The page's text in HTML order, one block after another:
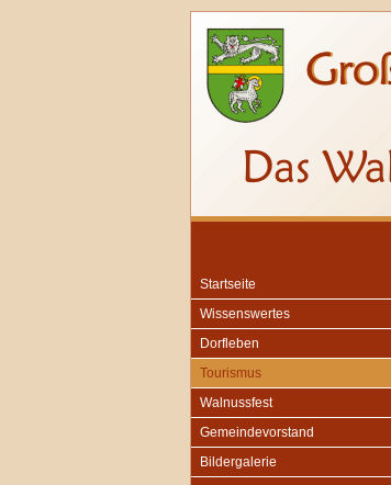
Startseite
Wissenswertes
Dorfleben
Tourismus
Walnussfest
Gemeindevorstand
Bildergalerie